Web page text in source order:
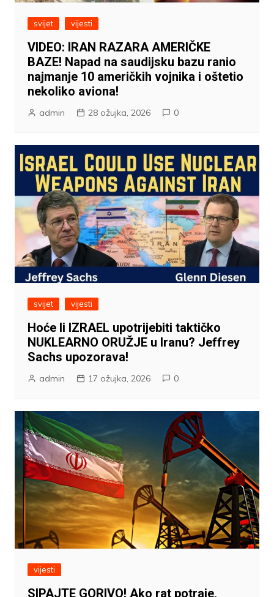
svijet vijesti
VIDEO: IRAN RAZARA AMERIČKE
BAZE! Napad na saudijsku bazu ranio
najmanje 10 američkih vojnika i oštetio
nekoliko aviona!
admin 28 ožujka, 2026 0
svijet vijesti
Hoće li IZRAEL upotrijebiti taktičko
NUKLEARNO ORUŽJE u Iranu? Jeffrey
Sachs upozorava!
admin 17 ožujka, 2026 0
vijesti
SIPAJTE GORIVO! Ako rat potraje,